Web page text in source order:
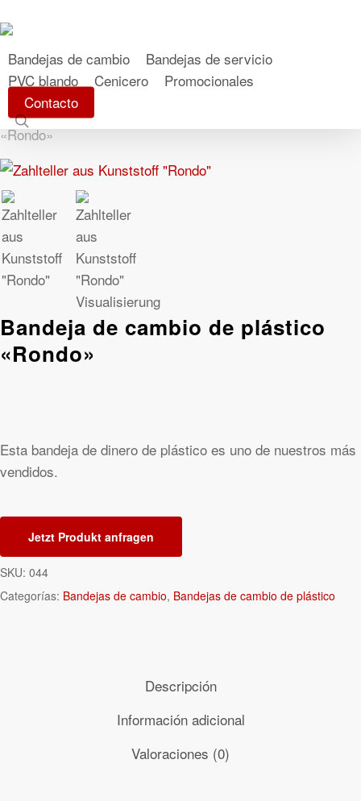
to
main
content
Bandejas de cambio
Bandejas de servicio
PVC blando
Cenicero
Promocionales
Contacto
search
Inicio Produkte Bandejas de cambio
cambio de plástico
«Rondo»
Bandeja de cambio de plástico
«Rondo»
Esta bandeja de dinero de plástico es uno de nuestros más
vendidos.
Jetzt Produkt anfragen
SKU: 044
Categorías: Bandejas de cambio, Bandejas de cambio de plástico
Descripción
Información adicional
Valoraciones (0)